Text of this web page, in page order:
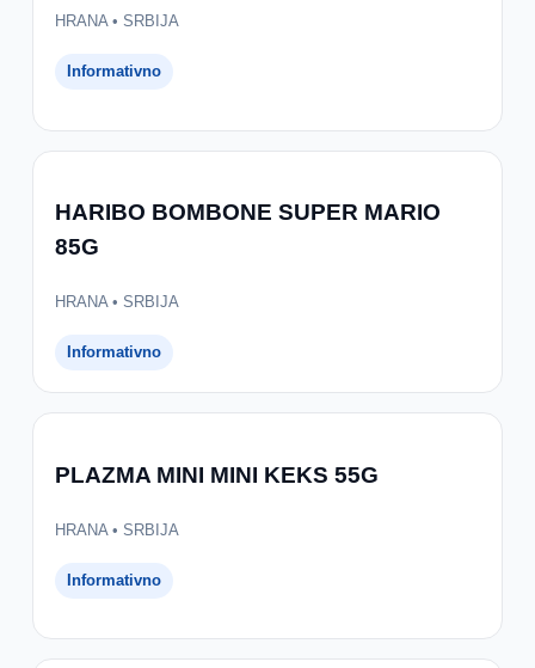
HRANA • SRBIJA
Informativno
HARIBO BOMBONE SUPER MARIO
85G
HRANA • SRBIJA
Informativno
PLAZMA MINI MINI KEKS 55G
HRANA • SRBIJA
Informativno